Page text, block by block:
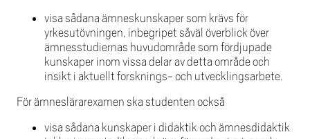
visa sådana ämneskunskaper som krävs för
yrkesutövningen, inbegripet såväl överblick över
ämnesstudiernas huvudområde som fördjupade
kunskaper inom vissa delar av detta område och
insikt i aktuellt forsknings- och utvecklingsarbete.
För ämneslärarexamen ska studenten också
visa sådana kunskaper i didaktik och ämnesdidaktik